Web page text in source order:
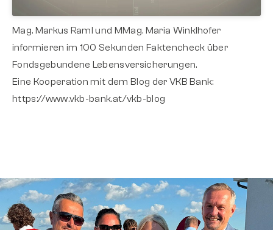
Mag. Markus Raml und MMag. Maria Winklhofer
informieren im 100 Sekunden Faktencheck über
Fondsgebundene Lebensversicherungen.
Eine Kooperation mit dem Blog der VKB Bank:
https://www.vkb-bank.at/vkb-blog